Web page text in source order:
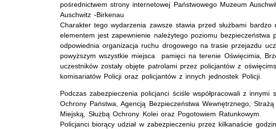
pośrednictwem strony internetowej Państwowego Muzeum
Auschwitz -Birkenau
Charakter tego wydarzenia zawsze stawia przed służbami bardzo
elementem jest zapewnienie należytego poziomu bezpieczeństwa
odpowiednia organizacja ruchu drogowego na trasie przejazdu
powyższym wszystkie miejsca pamięci na terenie Oświęcimia,
uczestników zostały objęte patrolami przez policjantów z
komisariatów Policji oraz policjantów z innych jednostek Policji.
Podczas zabezpieczenia policjanci ściśle współpracowali z innymi
Ochrony Państwa, Agencją Bezpieczeństwa Wewnętrznego,
Miejską, Służbą Ochrony Kolei oraz Pogotowiem Ratunkowym.
Policjanci biorący udział w zabezpieczeniu przez kilkanaście